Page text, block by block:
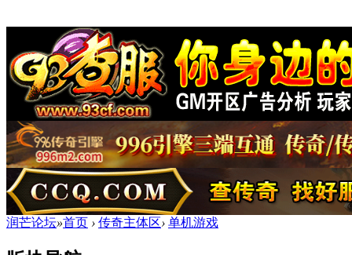
润芒论坛»首页 › 传奇主体区› 单机游戏